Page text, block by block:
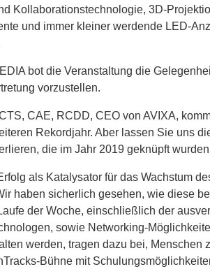
Kollaborationstechnologie, 3D-
und immer kleiner werdende LED-
bot die Veranstaltung die
vorzustellen.
CAE, RCDD, CEO von AVIXA,
Rekordjahr. Aber lassen Sie uns
die im Jahr 2019 geknüpft
als Katalysator für das Wachstum
haben sicherlich gesehen, wie diese
der Woche, einschließlich der
sowie Networking-
werden, tragen dazu bei,
Bühne mit